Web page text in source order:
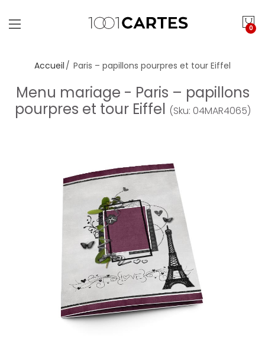
0
Accueil Paris – papillons pourpres et tour Eiffel
Menu mariage - Paris – papillons
pourpres et tour Eiffel (Sku: 04MAR4065)